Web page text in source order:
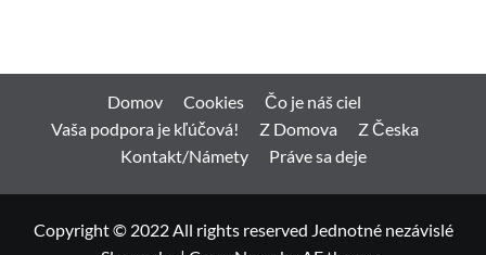
Domov Cookies
Čo je náš ciel
Vaša podpora je kľúčová!
Z Domova
Z Česka
Kontakt/Námety
Práve sa deje
Copyright © 2022 All rights reserved Jednotné nezávislé